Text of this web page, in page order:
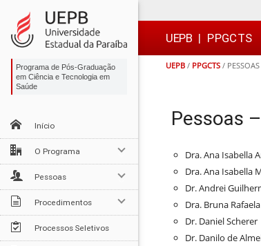
para
conteúdo
para
menu
para
busca
para
rodapé
 UEPB | PPGCTS
UEPB / PPGCTS /
Programa de Pós-Graduação
em Ciência e Tecnologia em
Saúde
Início
O Programa
Pessoas
Procedimentos
Processos Seletivos
Pessoas
Dra. Ana Isabella
Dra. Ana Isabella
Dr. Andrei
Dra. Bruna
Dr. Daniel Scherer
Dr. Danilo de